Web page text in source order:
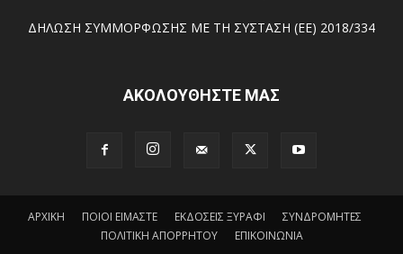
ΔΗΛΩΣΗ ΣΥΜΜΟΡΦΩΣΗΣ ΜΕ ΤΗ ΣΥΣΤΑΣΗ (ΕΕ) 2018/334
ΑΚΟΛΟΥΘΗΣΤΕ ΜΑΣ
ΑΡΧΙΚΗ ΠΟΙΟΙ ΕΙΜΑΣΤΕ ΕΚΔΟΣΕΙΣ ΞΥΡΑΦΙ
ΣΥΝΔΡΟΜΗΤΕΣ
ΠΟΛΙΤΙΚΗ ΑΠΟΡΡΗΤΟΥ
ΕΠΙΚΟΙΝΩΝΙΑ